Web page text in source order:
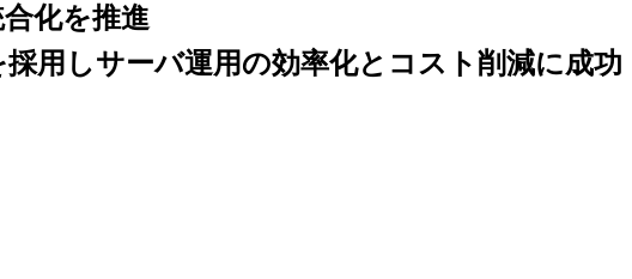
化を推進
用しサーバ運用の効率化とコスト削減に成功